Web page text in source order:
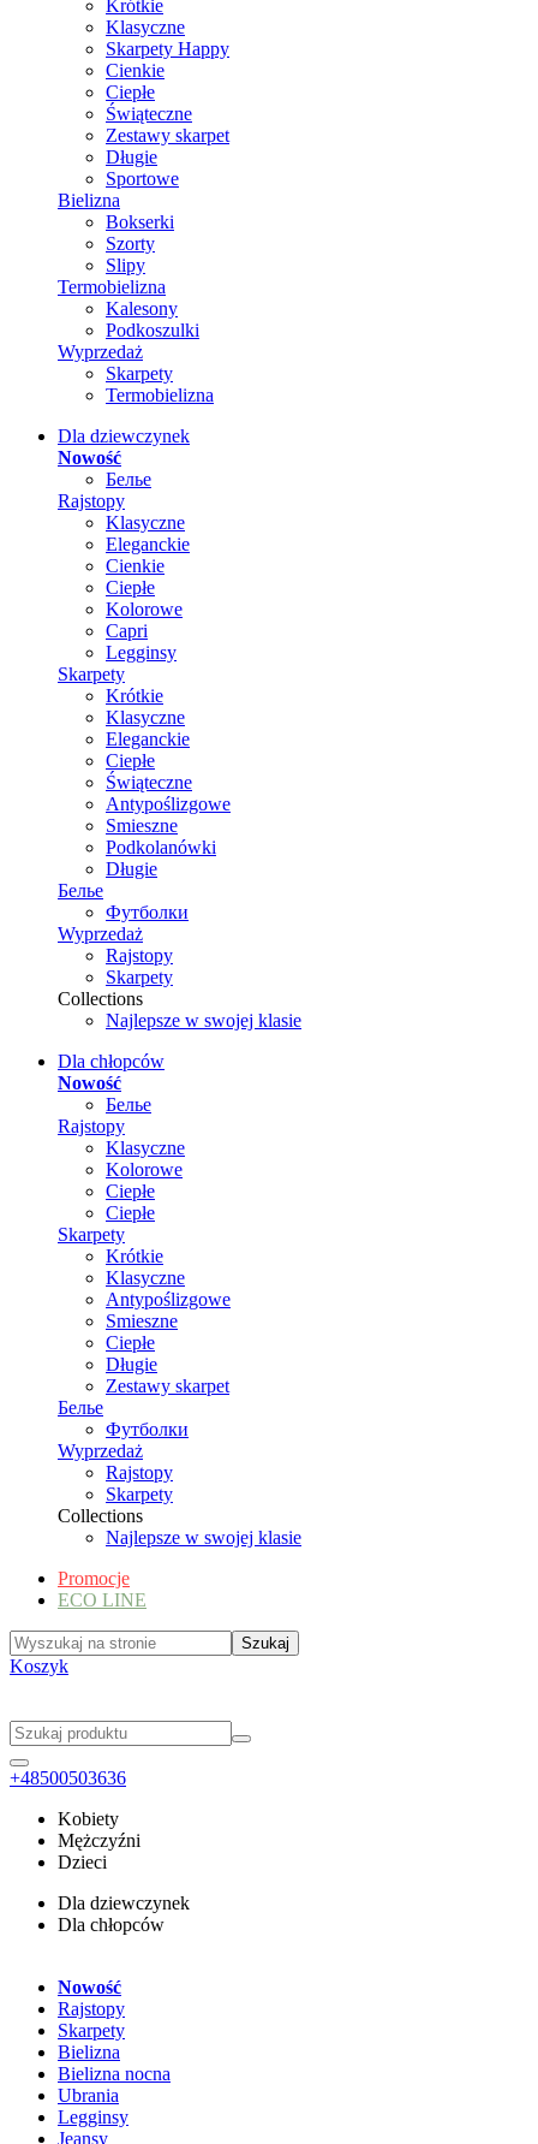
Krótkie
Klasyczne
Skarpety Happy
Cienkie
Ciepłe
Świąteczne
Zestawy skarpet
Długie
Sportowe
Bielizna
Bokserki
Szorty
Slipy
Termobielizna
Kalesony
Podkoszulki
Wyprzedaż
Skarpety
Termobielizna
Dla dziewczynek
Nowość
Белье
Rajstopy
Klasyczne
Eleganckie
Cienkie
Ciepłe
Kolorowe
Capri
Legginsy
Skarpety
Krótkie
Klasyczne
Eleganckie
Ciepłe
Świąteczne
Antypoślizgowe
Smieszne
Podkolanówki
Długie
Белье
Футболки
Wyprzedaż
Rajstopy
Skarpety
Collections
Najlepsze w swojej klasie
Dla chłopców
Nowość
Белье
Rajstopy
Klasyczne
Kolorowe
Ciepłe
Ciepłe
Skarpety
Krótkie
Klasyczne
Antypoślizgowe
Smieszne
Ciepłe
Długie
Zestawy skarpet
Белье
Футболки
Wyprzedaż
Rajstopy
Skarpety
Collections
Najlepsze w swojej klasie
Promocje
ECO LINE
Koszyk
+48500503636
Kobiety
Mężczyźni
Dzieci
Dla dziewczynek
Dla chłopców
Nowość
Rajstopy
Skarpety
Bielizna
Bielizna nocna
Ubrania
Legginsy
Jeansy